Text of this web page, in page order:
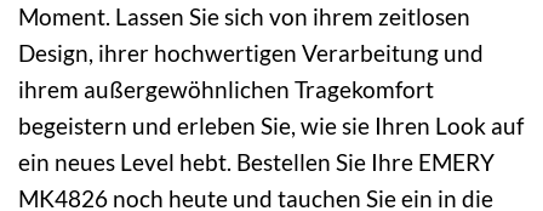
Moment. Lassen Sie sich von ihrem zeitlosen
Design, ihrer hochwertigen Verarbeitung und
ihrem außergewöhnlichen Tragekomfort
begeistern und erleben Sie, wie sie Ihren Look auf
ein neues Level hebt. Bestellen Sie Ihre EMERY
MK4826 noch heute und tauchen Sie ein in die